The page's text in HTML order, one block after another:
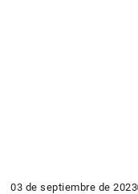
03 de septiembre de 2023